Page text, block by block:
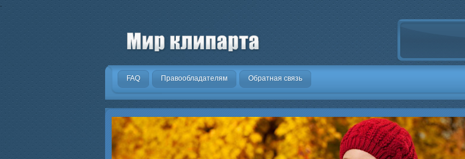
.
FAQ Правообладателям Обратная связь